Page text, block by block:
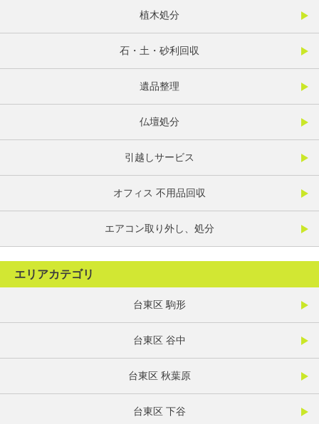
植木処分
石・土・砂利回収
遺品整理
仏壇処分
引越しサービス
オフィス 不用品回収
エアコン取り外し、処分
エリアカテゴリ
台東区 駒形
台東区 谷中
台東区 秋葉原
台東区 下谷